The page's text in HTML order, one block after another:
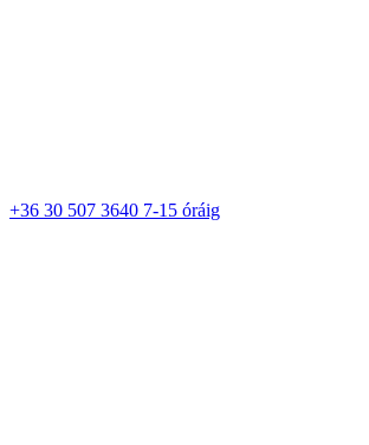
+36 30 507 3640 7-15 óráig